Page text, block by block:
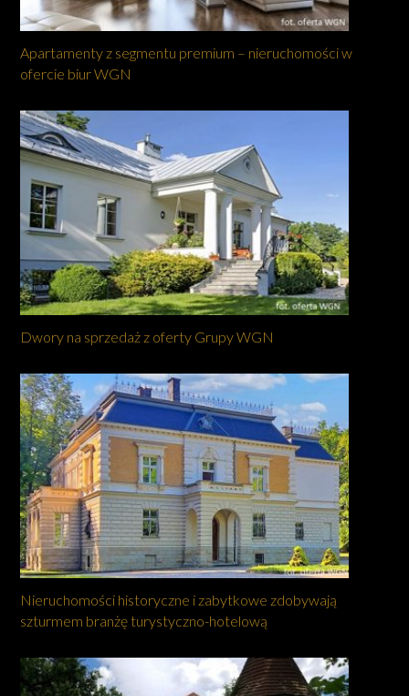
Apartamenty z segmentu premium – nieruchomości w
ofercie biur WGN
Dwory na sprzedaż z oferty Grupy WGN
Nieruchomości historyczne i zabytkowe zdobywają
szturmem branżę turystyczno-hotelową